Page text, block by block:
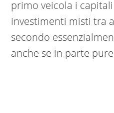
primo veicola i
investimenti misti tra
secondo
anche se in parte